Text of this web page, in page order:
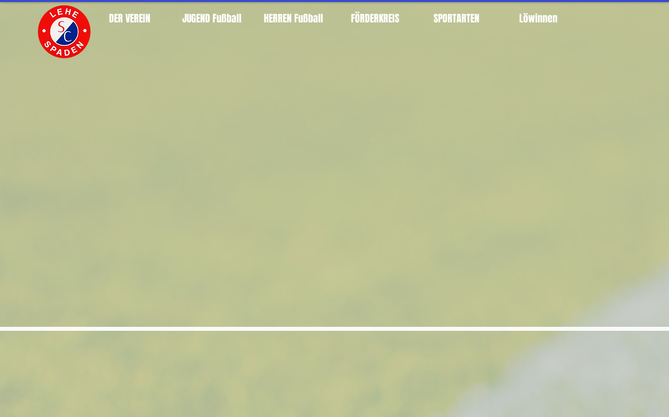
DER VEREIN JUGEND Fußball HERREN Fußball FÖRDERKREIS SPORTARTEN Löwinnen